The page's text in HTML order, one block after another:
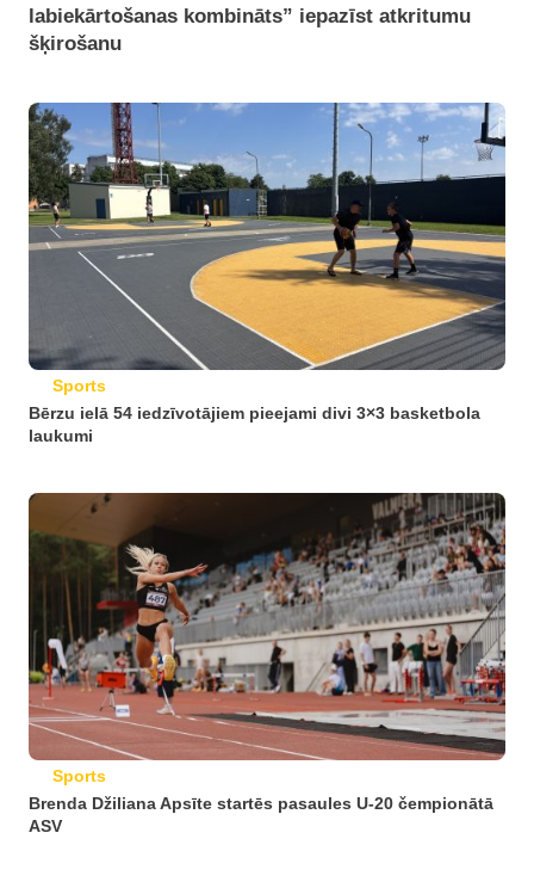
labiekārtošanas kombināts” iepazīst atkritumu
šķirošanu
Sports
Bērzu ielā 54 iedzīvotājiem pieejami divi 3×3 basketbola
laukumi
Sports
Brenda Džiliana Apsīte startēs pasaules U-20 čempionātā
ASV